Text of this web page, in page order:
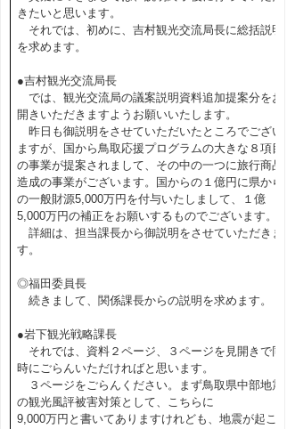
きたいと思います。
それでは、初めに、吉村観光交流局長に総括説明
を求めます。
●吉村観光交流局長
では、観光交流局の議案説明資料追加提案分をお
開きいただきますようお願いいたします。
昨日も御説明をさせていただいたところでござい
ますが、国から鳥取応援プログラムの大きな８項目
の事業が提案されまして、その中の一つに旅行商品
造成の事業がございます。国からの１億円に県から
の一般財源5,000万円を付与いたしまして、１億
5,000万円の補正をお願いするものでございます。
詳細は、担当課長から御説明をさせていただきま
す。
◎福田委員長
続きまして、関係課長からの説明を求めます。
●岩下観光戦略課長
それでは、資料２ページ、３ページを見開きで同
時にごらんいただければと思います。
３ページをごらんください。まず鳥取県中部地震
の観光風評被害対策として、こちらに
9,000万円と書いてありますけれども、地震が起こ